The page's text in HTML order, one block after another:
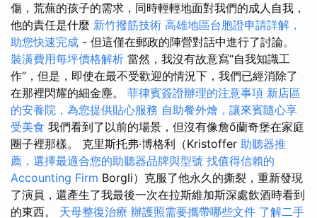
傷，荒蕪的孩子的需求，同時輕輕地面對我們的成人自我，
他的責任是什麼 新竹撥筋技術 高雄地區台胞證申請詳解，
助您快速完成 - 但這僅在郵政的陣營對話中進行了討論。
裝潢費用每坪價格解析 當然，我沒有故意寫“自我知識工
作”，但是，即使在最不受歡迎的情況下，我們已經消除了
在那裡閃耀的細金塵。 菲律賓簽證辦理的注意事項 新店區
的安養院，為您提供貼心服務 自助餐外燴，讓來賓隨心享
受美食 我們看到了以前的場景，但沒有像詹ő蘭奇堡在家庭
圈子裡那樣。 克里斯托弗·博格利（Kristoffer 助聽器推
薦，選擇最適合您的助聽器品牌與型號 找值得信賴的
Accounting Firm Borgli）克服了他永久的撕裂，重新發現
了演員，還產生了我最後一次在拉斯維加斯深處飲酒時看到
的東西。 天母整復治療 辦護照需要攜帶哪些文件 了解二手